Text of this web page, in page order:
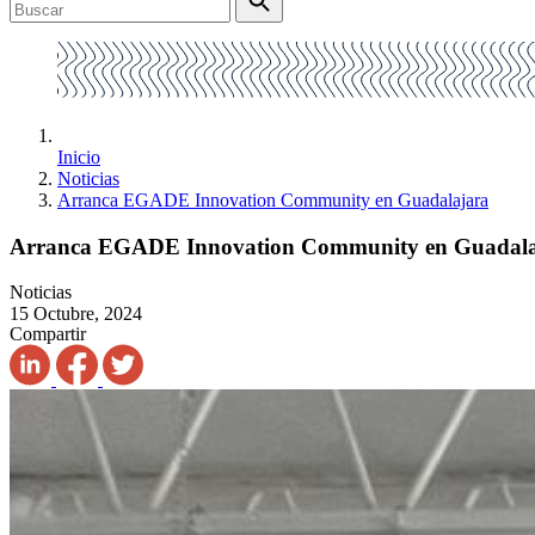
Inicio
Noticias
Arranca EGADE Innovation Community en Guadalajara
Arranca EGADE Innovation Community en
Noticias
15 Octubre, 2024
Compartir